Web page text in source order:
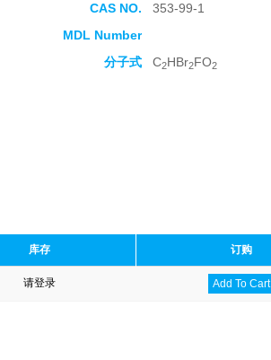
CAS NO.
353-99-1
MDL Number
分子式 C2HBr2FO2
库存 订购
请登录 Add To Cart